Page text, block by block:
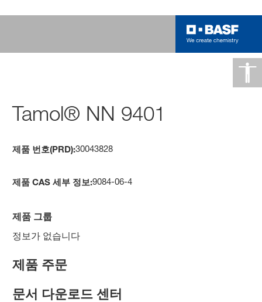
Tamol® NN 9401
제품 번호(PRD):30043828
제품 CAS 세부 정보:9084-06-4
제품 그룹
정보가 없습니다
제품 주문
문서 다운로드 센터